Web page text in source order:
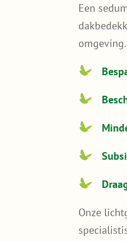
Een
omgeving.
Onze